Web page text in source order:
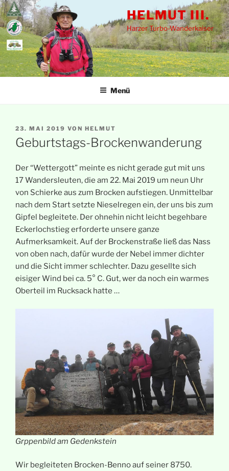
Zum
Inhalt
springen
HELMUT III.
Harzer Turbo-Wanderkaiser
Menü
VERÖFFENTLICHT
AM
23. MAI 2019 VON HELMUT
Geburtstags-Brockenwanderung
Der “Wettergott” meinte es nicht gerade gut mit uns
17 Wandersleuten, die am 22. Mai 2019 um neun Uhr
von Schierke aus zum Brocken aufstiegen. Unmittelbar
nach dem Start setzte Nieselregen ein, der uns bis zum
Gipfel begleitete. Der ohnehin nicht leicht begehbare
Eckerlochstieg erforderte unsere ganze
Aufmerksamkeit. Auf der Brockenstraße ließ das Nass
von oben nach, dafür wurde der Nebel immer dichter
und die Sicht immer schlechter. Dazu gesellte sich
eisiger Wind bei ca. 5° C. Gut, wer da noch ein warmes
Oberteil im Rucksack hatte …
Grppenbild am Gedenkstein
Wir begleiteten Brocken-Benno auf seiner 8750.